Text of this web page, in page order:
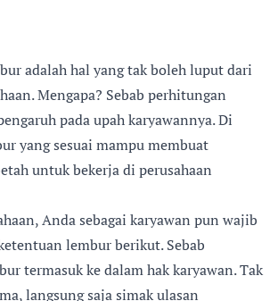
adalah hal yang tak boleh luput dari
Mengapa? Sebab perhitungan
pada upah karyawannya. Di
yang sesuai mampu membuat
untuk bekerja di perusahaan
Anda sebagai karyawan pun wajib
lembur berikut. Sebab
termasuk ke dalam hak karyawan. Tak
langsung saja simak ulasan